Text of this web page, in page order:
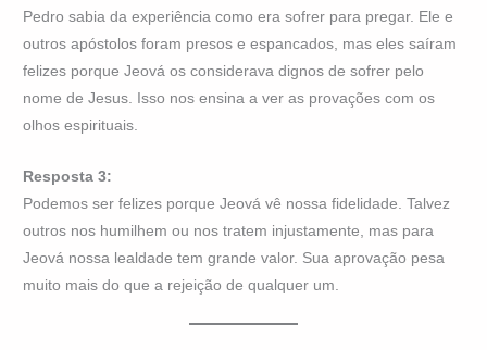
Pedro sabia da experiência como era sofrer para pregar. Ele e
outros apóstolos foram presos e espancados, mas eles saíram
felizes porque Jeová os considerava dignos de sofrer pelo
nome de Jesus. Isso nos ensina a ver as provações com os
olhos espirituais.
Resposta 3:
Podemos ser felizes porque Jeová vê nossa fidelidade. Talvez
outros nos humilhem ou nos tratem injustamente, mas para
Jeová nossa lealdade tem grande valor. Sua aprovação pesa
muito mais do que a rejeição de qualquer um.